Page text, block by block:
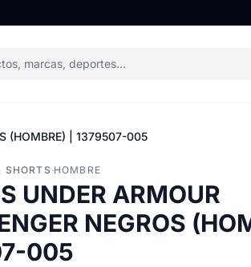
marcas, deportes…
(HOMBRE) | 1379507-005
SHORTS ·HOMBRE
UNDER ARMOUR
NEGROS
005